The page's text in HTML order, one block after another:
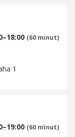
(60 minut)
1
(60 minut)